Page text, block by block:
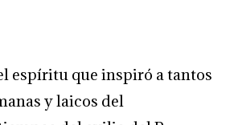
espíritu que inspiró a tantos
y laicos del